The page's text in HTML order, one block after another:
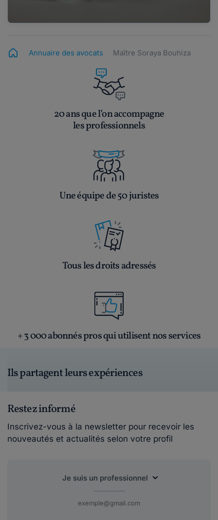
Annuaire des avocats Maître Soraya Bouhiza
20 ans que l’on accompagne
les professionnels
Une équipe de 50 juristes
Tous les droits adressés
+ 3 000 abonnés pros qui utilisent nos services
Ils partagent leurs expériences
Restez informé
Inscrivez-vous à la newsletter pour recevoir les
nouveautés et actualités selon votre profil